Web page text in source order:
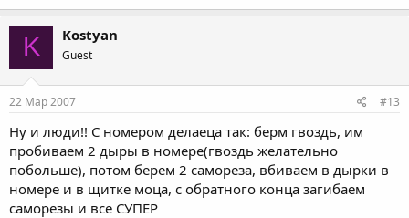
K Kostyan
Guest
22 Мар 2007 #13
Ну и люди!! С номером делаеца так: берм гвоздь, им
пробиваем 2 дыры в номере(гвоздь желательно
побольше), потом берем 2 самореза, вбиваем в дырки в
номере и в щитке моца, с обратного конца загибаем
саморезы и все СУПЕР